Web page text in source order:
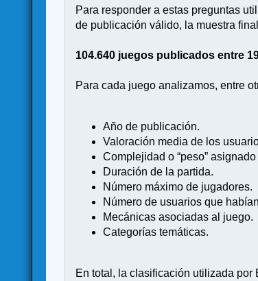
Para responder a estas preguntas
de publicación válido, la muestra
104.640 juegos publicados entre
Para cada juego analizamos, entre
Año de publicación.
Valoración media de los
Complejidad o “peso”
Duración de la partida.
Número máximo de jugadores.
Número de usuarios que
Mecánicas asociadas al juego.
Categorías temáticas.
En total, la clasificación utilizada